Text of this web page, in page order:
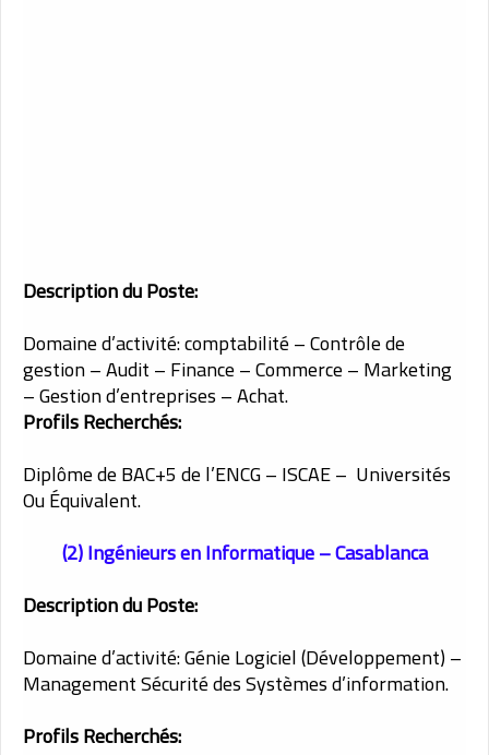
Description du Poste:
Domaine d’activité: comptabilité – Contrôle de
gestion – Audit – Finance – Commerce – Marketing
– Gestion d’entreprises – Achat.
Profils Recherchés:
Diplôme de BAC+5 de l’ENCG – ISCAE – Universités
Ou Équivalent.
(2) Ingénieurs en Informatique – Casablanca
Description du Poste:
Domaine d’activité: Génie Logiciel (Développement) –
Management Sécurité des Systèmes d’information.
Profils Recherchés: